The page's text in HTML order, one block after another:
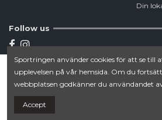
Lägg
Din
Follow us
Newsletter
Sportringen använder cookies för att se till
upplevelsen på vår hemsida. Om du
webbplatsen godkänner du användandet
Accept